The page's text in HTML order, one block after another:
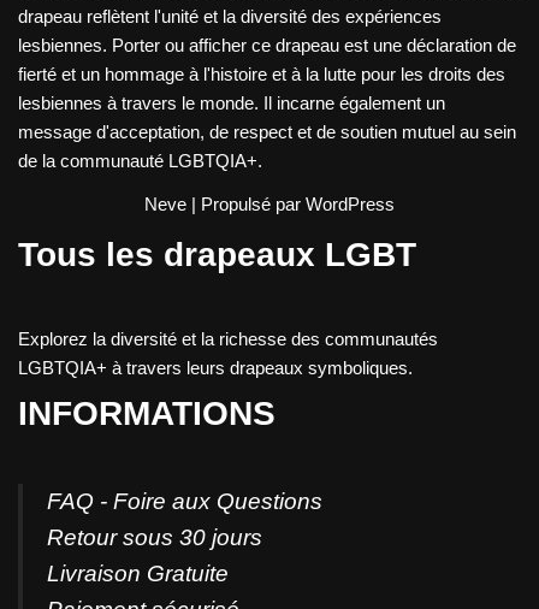
drapeau reflètent l'unité et la diversité des expériences
lesbiennes. Porter ou afficher ce drapeau est une déclaration de
fierté et un hommage à l'histoire et à la lutte pour les droits des
lesbiennes à travers le monde. Il incarne également un
message d'acceptation, de respect et de soutien mutuel au sein
de la communauté LGBTQIA+.
Neve | Propulsé par WordPress
Tous les drapeaux LGBT
Explorez la diversité et la richesse des communautés
LGBTQIA+ à travers leurs drapeaux symboliques.
INFORMATIONS
FAQ - Foire aux Questions
Retour sous 30 jours
Livraison Gratuite